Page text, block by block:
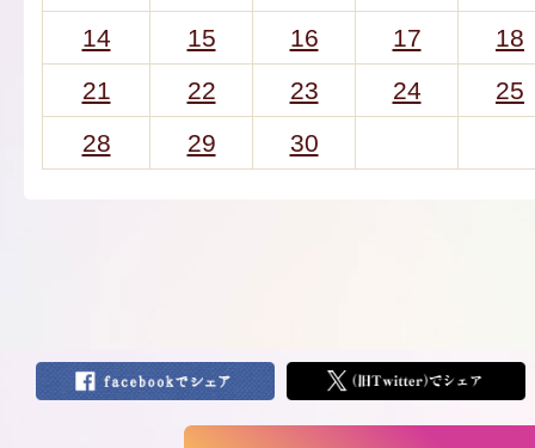
14
15 16 17
18
21
22 23 24
25
28
29 30